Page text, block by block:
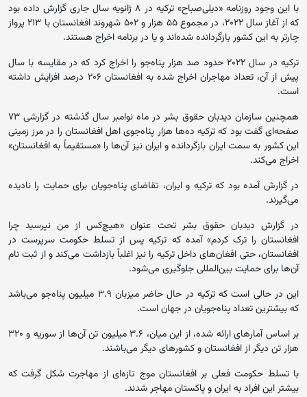
با این وجود روزنامه «دیلی‌صباح» ترکیه در ۸ ژانویه سال جاری گزارش داده بود
که از آغاز سال ۲۰۲۲، در مجموع ۵۵ هزار و ۵۰۲ شهروند افغانستان با ۲۱۳ پرواز
چارتر به این کشور بازگردانده شده‌اند و یا در برنامه اخراج هستند.
ترکیه در سال ۲۰۲۲ حدود صد هزار پناه‌جو را اخراج کرد که در مقایسه با سال
پیش از آن، تعداد مهاجران اخراج شده به افغانستان ۲۰۶ درصد افزایش داشته
است.
همچنین سازمان دیدبان حقوق بشر در ماه نوامبر سال گذشته در گزارشی ۷۳
صفحه‌ای گفت بود که ترکیه ‌ده‌ها هزار پناه‌جوی اهل افغانستان را در مرز زمینی
این کشور به سمت ایران بازگردانده و ایران نیز آن‌ها را «مستقیماً به افغانستان»
اخراج می‌کند.
در گزارش آمده بود که ترکیه و ایران، تقاضای پناه‌جویان برای حمایت را نادیده
می‌گیرند.
در گزارش دیدبان حقوق بشر تحت عنوان «هیچ‌کس از من نپرسید چرا
افغانستان را ترک کردم» آمده که ترکیه پس از تسلط حکومت سرپرست در
افغانستان، حتی افغان‌های داخل ترکیه را نیز اغلباً بازداشت می‌کند و از ثبت نام
آن‌ها برای حمایت بین‌المللی جلوگیری می‌شود.
این در حالی است که ترکیه در حال حاضر میزبان ۳.۹ میلیون پناه‌جو می‌باشد
که بیشترین تعداد پناه‌جویان در جهان است.
بر اساس آمارهای ارائه شده، از این میان، ۳.۶ میلیون تن آ‌ن‌ها از سوریه و ۳۲۰
هزار تن دیگر از افغانستان و کشورهای دیگر می‌باشند.
با تسلط حکومت فعلی بر افغانستان موج تازه‌ای از مهاجرت شکل گرفت که
بیشتر این افراد به ایران و پاکستان مهاجر شدند.